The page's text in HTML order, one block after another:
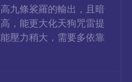
九條裟羅的輸出，且暗
，能更大化天狗咒雷提
壓力稍大，需要多依靠